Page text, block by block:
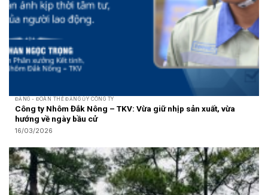
ĐẢNG - ĐOÀN THỂ ĐẢNG ỦY CÔNG TY
Công ty Nhôm Đắk Nông – TKV: Vừa giữ nhịp sản xuất, vừa
hướng về ngày bầu cử
16/03/2026